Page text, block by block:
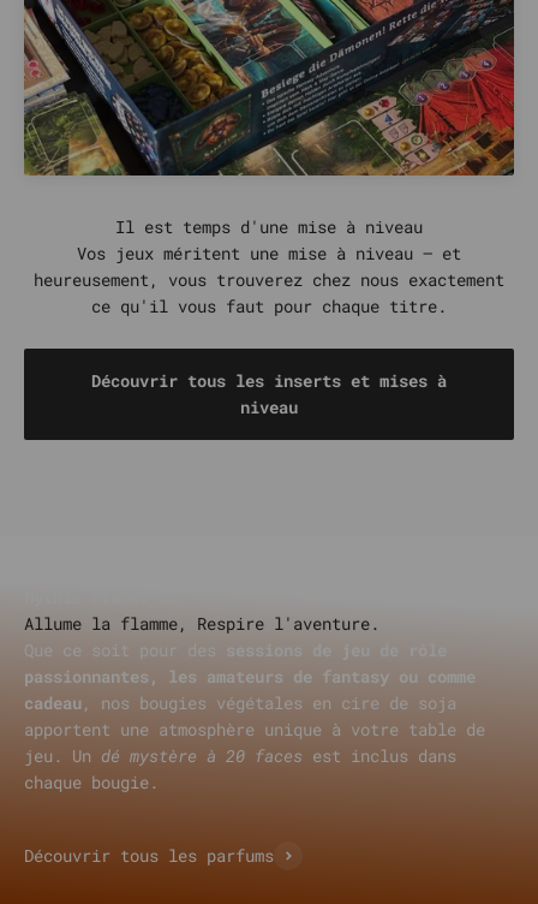
Vos jeux méritent une mise à niveau – et
heureusement, vous trouverez chez nous exactement
ce qu'il vous faut pour chaque titre.
Découvrir tous les inserts et mises à
niveau
Que ce soit pour des
sessions de jeu de rôle
passionnantes, les amateurs de fantasy ou comme
cadeau, nos bougies végétales en cire de soja
apportent une atmosphère unique à votre table de
jeu. Un dé mystère à 20 faces est inclus dans
chaque bougie.
Découvrir tous les parfums